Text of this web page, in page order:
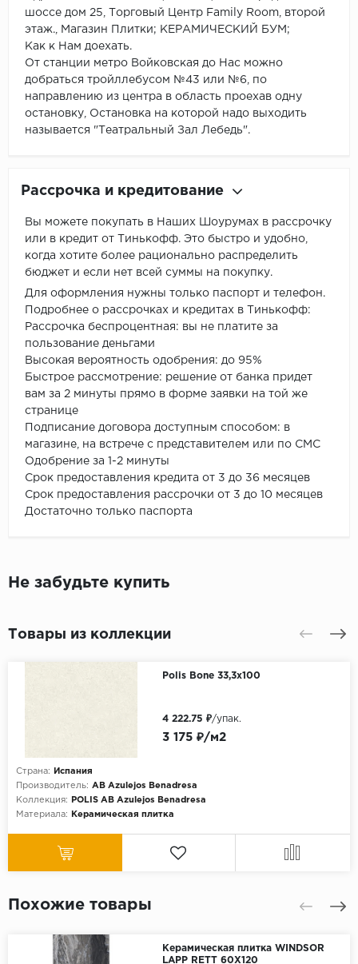
шоссе дом 25, Торговый Центр Family Room, второй
этаж., Магазин Плитки; КЕРАМИЧЕСКИЙ БУМ;
Как к Нам доехать.
От станции метро Войковская до Нас можно
добраться тройллебусом №43 или №6, по
направлению из центра в область проехав одну
остановку, Остановка на которой надо выходить
называется "Театральный Зал Лебедь".
Рассрочка и кредитование
Вы можете покупать в Наших Шоурумах в рассрочку
или в кредит от Тинькофф. Это быстро и удобно,
когда хотите более рационально распределить
бюджет и если нет всей суммы на покупку.
Для оформления нужны только паспорт и телефон.
Подробнее о рассрочках и кредитах в Тинькофф:
Рассрочка беспроцентная: вы не платите за
пользование деньгами
Высокая вероятность одобрения: до 95%
Быстрое рассмотрение: решение от банка придет
вам за 2 минуты прямо в форме заявки на той же
странице
Подписание договора доступным способом: в
магазине, на встрече с представителем или по СМС
Одобрение за 1-2 минуты
Срок предоставления кредита от 3 до 36 месяцев
Срок предоставления рассрочки от 3 до 10 месяцев
Достаточно только паспорта
Не забудьте купить
Товары из коллекции
Polis Bone 33,3x100
Страна:
Испания
Производитель: AB Azulejos Benadresa
Коллекция:
POLIS AB Azulejos Benadresa
Материала:
Керамическая плитка
3 175 ₽/м2
4 222.75 ₽/упак.
Похожие товары
Керамическая плитка WINDSOR
LAPP RETT 60Х120